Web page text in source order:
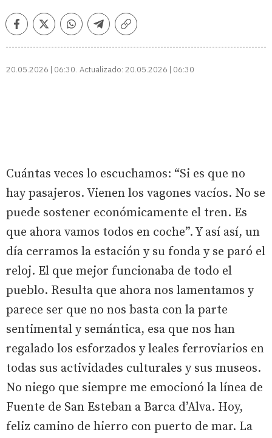
FacebookTwitterWhatsappTelegramCopiar
20.05.2026 | 06:30 Actualizado: 20.05.2026 | 06:30
Cuántas veces lo escuchamos: “Si es que no
hay pasajeros. Vienen los vagones vacíos. No se
puede sostener económicamente el tren. Es
que ahora vamos todos en coche”. Y así así, un
día cerramos la estación y su fonda y se paró el
reloj. El que mejor funcionaba de todo el
pueblo. Resulta que ahora nos lamentamos y
parece ser que no nos basta con la parte
sentimental y semántica, esa que nos han
regalado los esforzados y leales ferroviarios en
todas sus actividades culturales y sus museos.
No niego que siempre me emocionó la línea de
Fuente de San Esteban a Barca d’Alva. Hoy,
feliz camino de hierro con puerto de mar. La